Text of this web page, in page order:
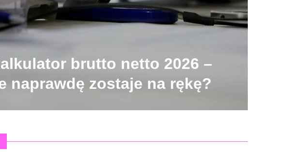
brutto netto 2026 –
naprawdę zostaje na rękę?